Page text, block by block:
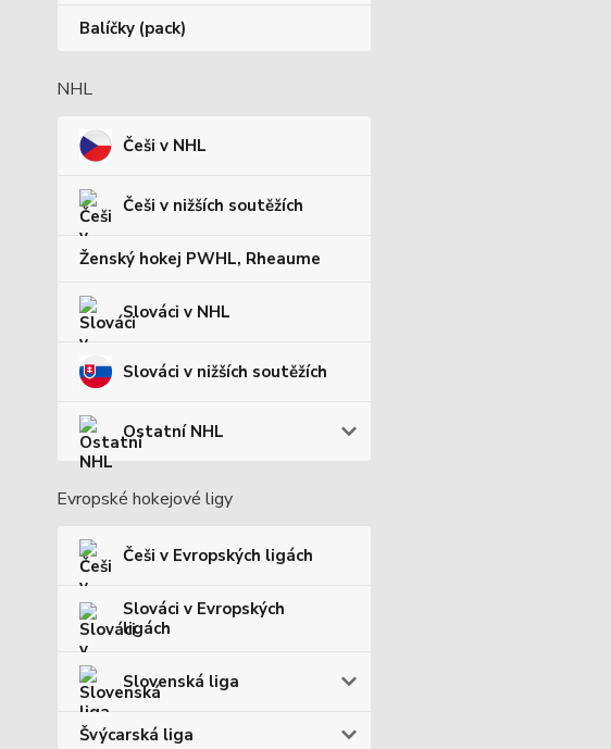
Balíčky (pack)
NHL
Češi v NHL
Češi v nižších soutěžích
Ženský hokej PWHL, Rheaume
Slováci v NHL
Slováci v nižších soutěžích
Ostatní NHL
Evropské hokejové ligy
Češi v Evropských ligách
Slováci v Evropských
ligách
Slovenská liga
Švýcarská liga